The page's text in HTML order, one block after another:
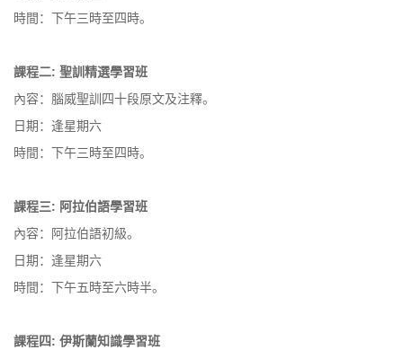
時間：下午三時至四時。
課程二: 聖訓精選學習班
內容：腦威聖訓四十段原文及注釋。
日期：逢星期六
時間：下午三時至四時。
課程三: 阿拉伯語學習班
內容：阿拉伯語初級。
日期：逢星期六
時間：下午五時至六時半。
課程四: 伊斯蘭知識學習班